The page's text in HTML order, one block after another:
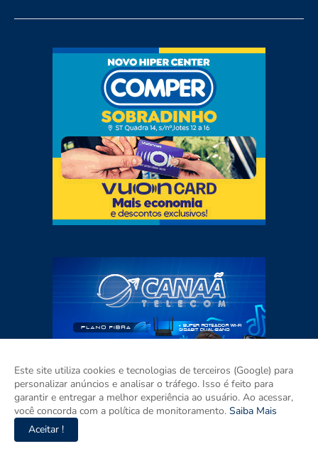
Este site utiliza cookies e tecnologias de terceiros (Google) para
personalizar anúncios e analisar o tráfego. Isso é feito para
garantir e entregar a melhor experiência ao usuário. Ao acessar,
você concorda com a política de monitoramento. Saiba Mais
Aceitar !